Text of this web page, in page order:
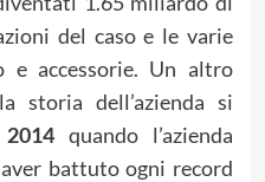
del caso e le varie
e accessorie. Un altro
storia dell’azienda si
quando l’azienda
battuto ogni record